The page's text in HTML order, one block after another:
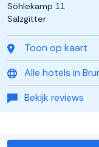
Toon op kaart
Alle hotels in
Bekijk reviews
Söhlekamp 11
Salzgitter